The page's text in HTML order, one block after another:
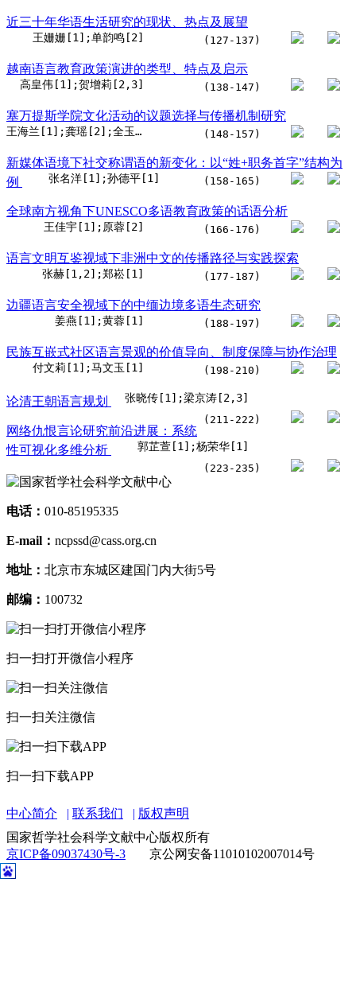
近三十年华语生活研究的现状、热点及展望
王姗姗[1];单韵鸣[2] (127-137)
越南语言教育政策演进的类型、特点及启示
高皇伟[1];贺增莉[2,3] (138-147)
塞万提斯学院文化活动的议题选择与传播机制研究
王海兰[1];龚瑶[2];全玉珍[1,3] (148-157)
新媒体语境下社交称谓语的新变化：以“姓+职务首字”结构为
例
张名洋[1];孙德平[1] (158-165)
全球南方视角下UNESCO多语教育政策的话语分析
王佳宇[1];原蓉[2] (166-176)
语言文明互鉴视域下非洲中文的传播路径与实践探索
张赫[1,2];郑崧[1] (177-187)
边疆语言安全视域下的中缅边境多语生态研究
姜燕[1];黄蓉[1] (188-197)
民族互嵌式社区语言景观的价值导向、制度保障与协作治理
付文莉[1];马文玉[1] (198-210)
论清王朝语言规划 张晓传[1];梁京涛[2,3]
(211-222)
网络仇恨言论研究前沿进展：系统
性可视化多维分析
郭芷萱[1];杨荣华[1]
(223-235)
电话： 010-85195335
E-mail： ncpssd@cass.org.cn
地址： 北京市东城区建国门内大街5号
邮编： 100732
扫一扫打开微信小程序
扫一扫关注微信
扫一扫下载APP
中心简介 联系我们
版权声明
国家哲学社会科学文献中心版权所有
京ICP备09037430号-3
京公网安备11010102007014号